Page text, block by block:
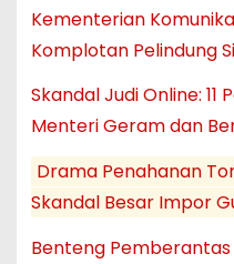
Kementerian
Komplotan Pelindung
Skandal Judi Online:
Menteri Geram dan
Drama Penahanan
Skandal Besar Impor
Benteng